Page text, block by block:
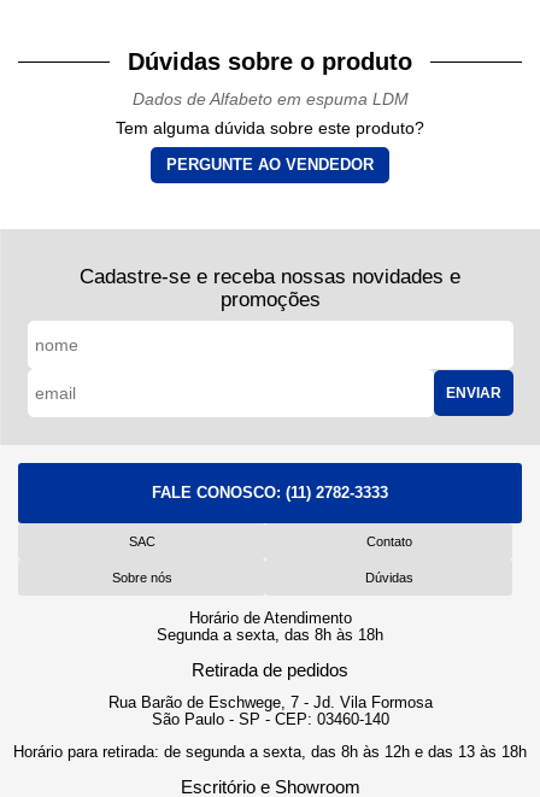
Dúvidas sobre o produto
Dados de Alfabeto em espuma LDM
Tem alguma dúvida sobre este produto?
PERGUNTE AO VENDEDOR
Cadastre-se e receba nossas novidades e
promoções
ENVIAR
FALE CONOSCO: (11) 2782-3333
SAC Contato
Sobre nós Dúvidas
Horário de Atendimento
Segunda a sexta, das 8h às 18h
Retirada de pedidos
Rua Barão de Eschwege, 7 - Jd. Vila Formosa
São Paulo - SP - CEP: 03460-140
Horário para retirada: de segunda a sexta, das 8h às 12h e das 13 às 18h
Escritório e Showroom